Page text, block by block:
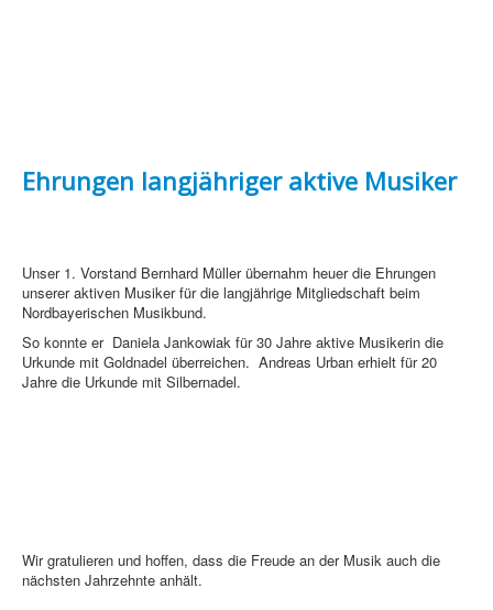
Ehrungen langjähriger aktive Musiker
Unser 1. Vorstand Bernhard Müller übernahm heuer die Ehrungen
unserer aktiven Musiker für die langjährige Mitgliedschaft beim
Nordbayerischen Musikbund.
So konnte er Daniela Jankowiak für 30 Jahre aktive Musikerin die
Urkunde mit Goldnadel überreichen. Andreas Urban erhielt für 20
Jahre die Urkunde mit Silbernadel.
Wir gratulieren und hoffen, dass die Freude an der Musik auch die
nächsten Jahrzehnte anhält.